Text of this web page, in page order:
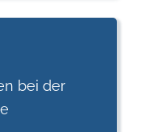
bei der